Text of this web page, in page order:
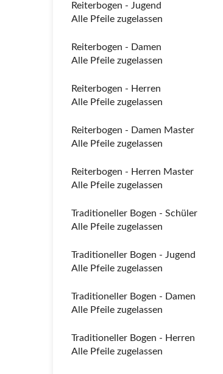
Reiterbogen - Jugend
Alle Pfeile zugelassen
Reiterbogen - Damen
Alle Pfeile zugelassen
Reiterbogen - Herren
Alle Pfeile zugelassen
Reiterbogen - Damen Master
Alle Pfeile zugelassen
Reiterbogen - Herren Master
Alle Pfeile zugelassen
Traditioneller Bogen - Schüler
Alle Pfeile zugelassen
Traditioneller Bogen - Jugend
Alle Pfeile zugelassen
Traditioneller Bogen - Damen
Alle Pfeile zugelassen
Traditioneller Bogen - Herren
Alle Pfeile zugelassen